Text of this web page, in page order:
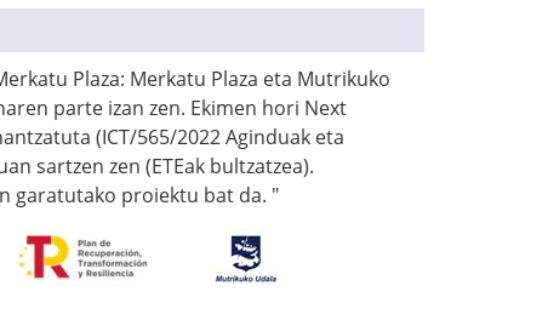
Plaza: Merkatu Plaza eta Mutrikuko
parte izan zen. Ekimen hori Next
(ICT/565/2022 Aginduak eta
sartzen zen (ETEak bultzatzea).
garatutako proiektu bat da. "